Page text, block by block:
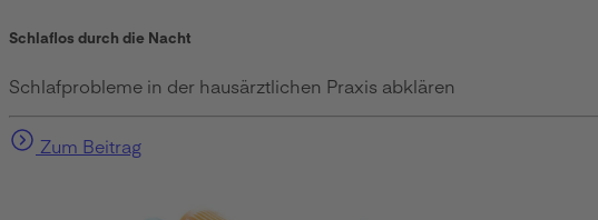
Schlaflos durch die Nacht
Schlafprobleme in der hausärztlichen Praxis abklären
Zum Beitrag